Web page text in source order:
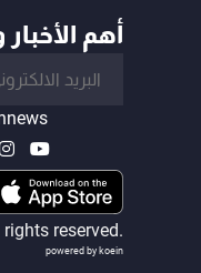
أهم
reserved.
powered by koein